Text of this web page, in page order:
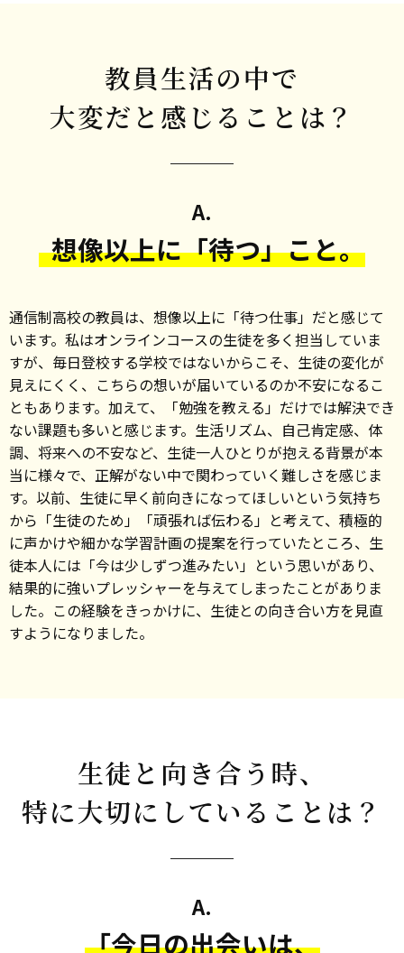
教員生活の中で
大変だと感じることは？
A.
想像以上に「待つ」こと。
通信制高校の教員は、想像以上に「待つ仕事」だと感じて
います。私はオンラインコースの生徒を多く担当していま
すが、毎日登校する学校ではないからこそ、生徒の変化が
見えにくく、こちらの想いが届いているのか不安になるこ
ともあります。加えて、「勉強を教える」だけでは解決でき
ない課題も多いと感じます。生活リズム、自己肯定感、体
調、将来への不安など、生徒一人ひとりが抱える背景が本
当に様々で、正解がない中で関わっていく難しさを感じま
す。以前、生徒に早く前向きになってほしいという気持ち
から「生徒のため」「頑張れば伝わる」と考えて、積極的
に声かけや細かな学習計画の提案を行っていたところ、生
徒本人には「今は少しずつ進みたい」という思いがあり、
結果的に強いプレッシャーを与えてしまったことがありま
した。この経験をきっかけに、生徒との向き合い方を見直
すようになりました。
生徒と向き合う時、
特に大切にしていることは？
A.
「今日の出会いは、